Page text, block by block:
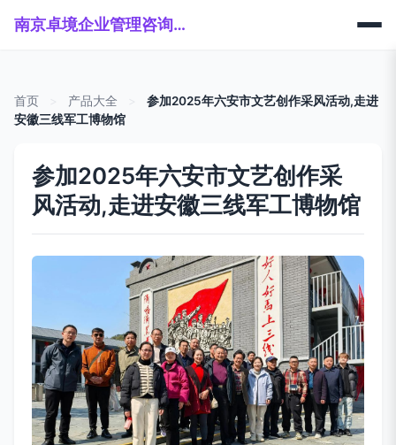
南京卓境企业管理咨询有限公司
首页 产品大全
参加2025年六安市文艺创作采风活动,走进
安徽三线军工博物馆
参加2025年六安市文艺创作采
风活动,走进安徽三线军工博物馆